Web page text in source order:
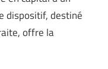
dispositif, destiné
offre la